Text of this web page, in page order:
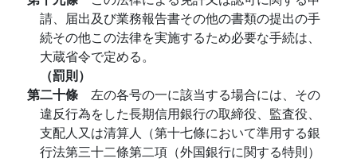
請、届出及び業務報告書その他の書類の提出の手
続その他この法律を実施するため必要な手続は、
大蔵省令で定める。
（罰則）
第二十條 左の各号の一に該当する場合には、その
違反行為をした長期信用銀行の取締役、監査役、
支配人又は清算人（第十七條において準用する銀
行法第三十二條第二項（外国銀行に関する特則）